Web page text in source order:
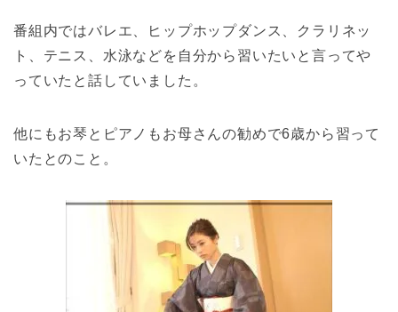
番組内ではバレエ、ヒップホップダンス、クラリネッ
ト、テニス、水泳などを自分から習いたいと言ってや
っていたと話していました。
他にもお琴とピアノもお母さんの勧めで6歳から習って
いたとのこと。